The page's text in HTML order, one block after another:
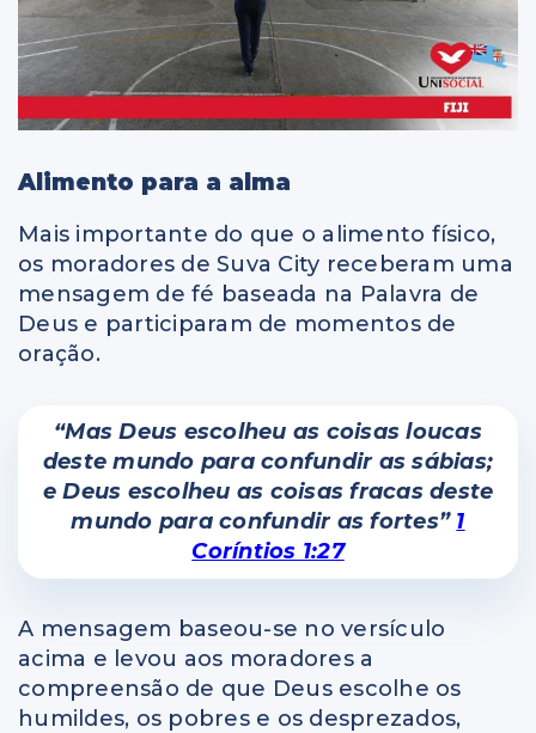
Alimento para a alma
Mais importante do que o alimento físico,
os moradores de Suva City receberam uma
mensagem de fé baseada na Palavra de
Deus e participaram de momentos de
oração.
“Mas Deus escolheu as coisas loucas
deste mundo para confundir as sábias;
e Deus escolheu as coisas fracas deste
mundo para confundir as fortes” 1
Coríntios 1:27
A mensagem baseou-se no versículo
acima e levou aos moradores a
compreensão de que Deus escolhe os
humildes, os pobres e os desprezados,